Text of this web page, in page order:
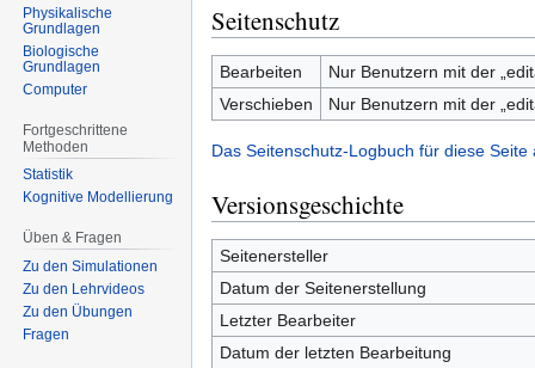
Seitenschutz
Bearbeiten
Nur Benutzern mit der
Verschieben
Nur Benutzern mit der
Das Seitenschutz-Logbuch für diese Seite
Versionsgeschichte
Seitenersteller
Datum der Seitenerstellung
Letzter Bearbeiter
Datum der letzten Bearbeitung
Physikalische
Grundlagen
Biologische
Grundlagen
Computer
Fortgeschrittene
Methoden
Statistik
Kognitive Modellierung
Üben & Fragen
Zu den Simulationen
Zu den Lehrvideos
Zu den Übungen
Fragen